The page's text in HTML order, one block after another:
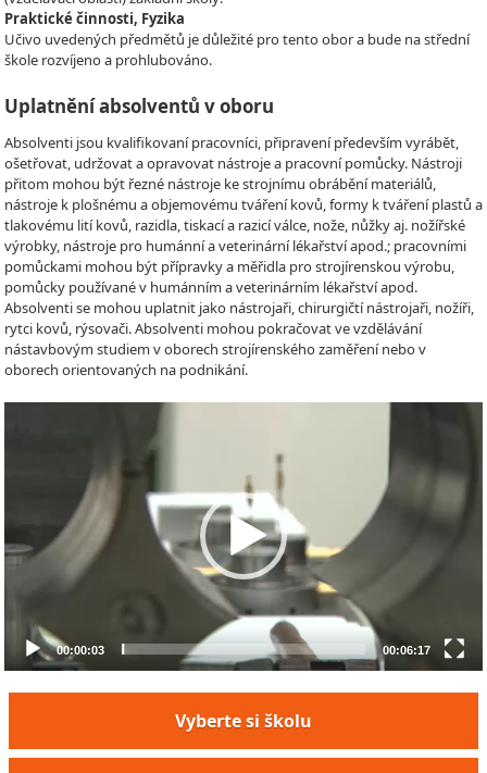
Praktické činnosti, Fyzika
Učivo uvedených předmětů je důležité pro tento obor a bude na střední
škole rozvíjeno a prohlubováno.
Uplatnění absolventů v oboru
Absolventi jsou kvalifikovaní pracovníci, připravení především vyrábět,
ošetřovat, udržovat a opravovat nástroje a pracovní pomůcky. Nástroji
přitom mohou být řezné nástroje ke strojnímu obrábění materiálů,
nástroje k plošnému a objemovému tváření kovů, formy k tváření plastů a
tlakovému lití kovů, razidla, tiskací a razicí válce, nože, nůžky aj. nožířské
výrobky, nástroje pro humánní a veterinární lékařství apod.; pracovními
pomůckami mohou být přípravky a měřidla pro strojírenskou výrobu,
pomůcky používané v humánním a veterinárním lékařství apod.
Absolventi se mohou uplatnit jako nástrojaři, chirurgičtí nástrojaři, nožíři,
rytci kovů, rýsovači. Absolventi mohou pokračovat ve vzdělávání
nástavbovým studiem v oborech strojírenského zaměření nebo v
oborech orientovaných na podnikání.
00:00:03 00:06:17
Vyberte si školu